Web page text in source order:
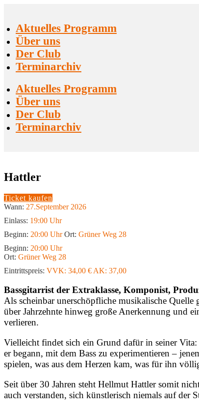
springen
Aktuelles Programm
Über uns
Der Club
Terminarchiv
Aktuelles Programm
Über uns
Der Club
Terminarchiv
Hattler
Ticket kaufen
Wann: 27.September 2026
Einlass: 19:00 Uhr
Beginn: 20:00 UhrOrt: Grüner Weg 28
Beginn: 20:00 Uhr
Ort: Grüner Weg 28
Eintrittspreis: VVK: 34,00 € AK: 37,00
Bassgitarrist der Extraklasse, Komponist,
Als scheinbar unerschöpfliche musikalische
über Jahrzehnte hinweg große Anerkennung und
verlieren.
Vielleicht findet sich ein Grund dafür in seiner Vita:
er begann, mit dem Bass zu experimentieren –
spielen, was aus dem Herzen kam, was für ihn
Seit über 30 Jahren steht Hellmut Hattler somit
auch verstanden, sich künstlerisch niemals auf der